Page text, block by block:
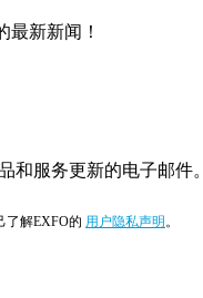
最新新闻！
和服务更新的电子邮件。
了解EXFO的 用户隐私声明 。